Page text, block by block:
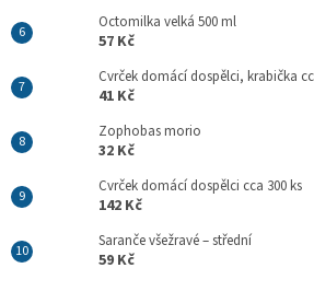
Octomilka velká 500 ml
57 Kč
Cvrček domácí dospělci, krabička
41 Kč
Zophobas morio
32 Kč
Cvrček domácí dospělci cca 300 ks
142 Kč
Saranče všežravé – střední
59 Kč